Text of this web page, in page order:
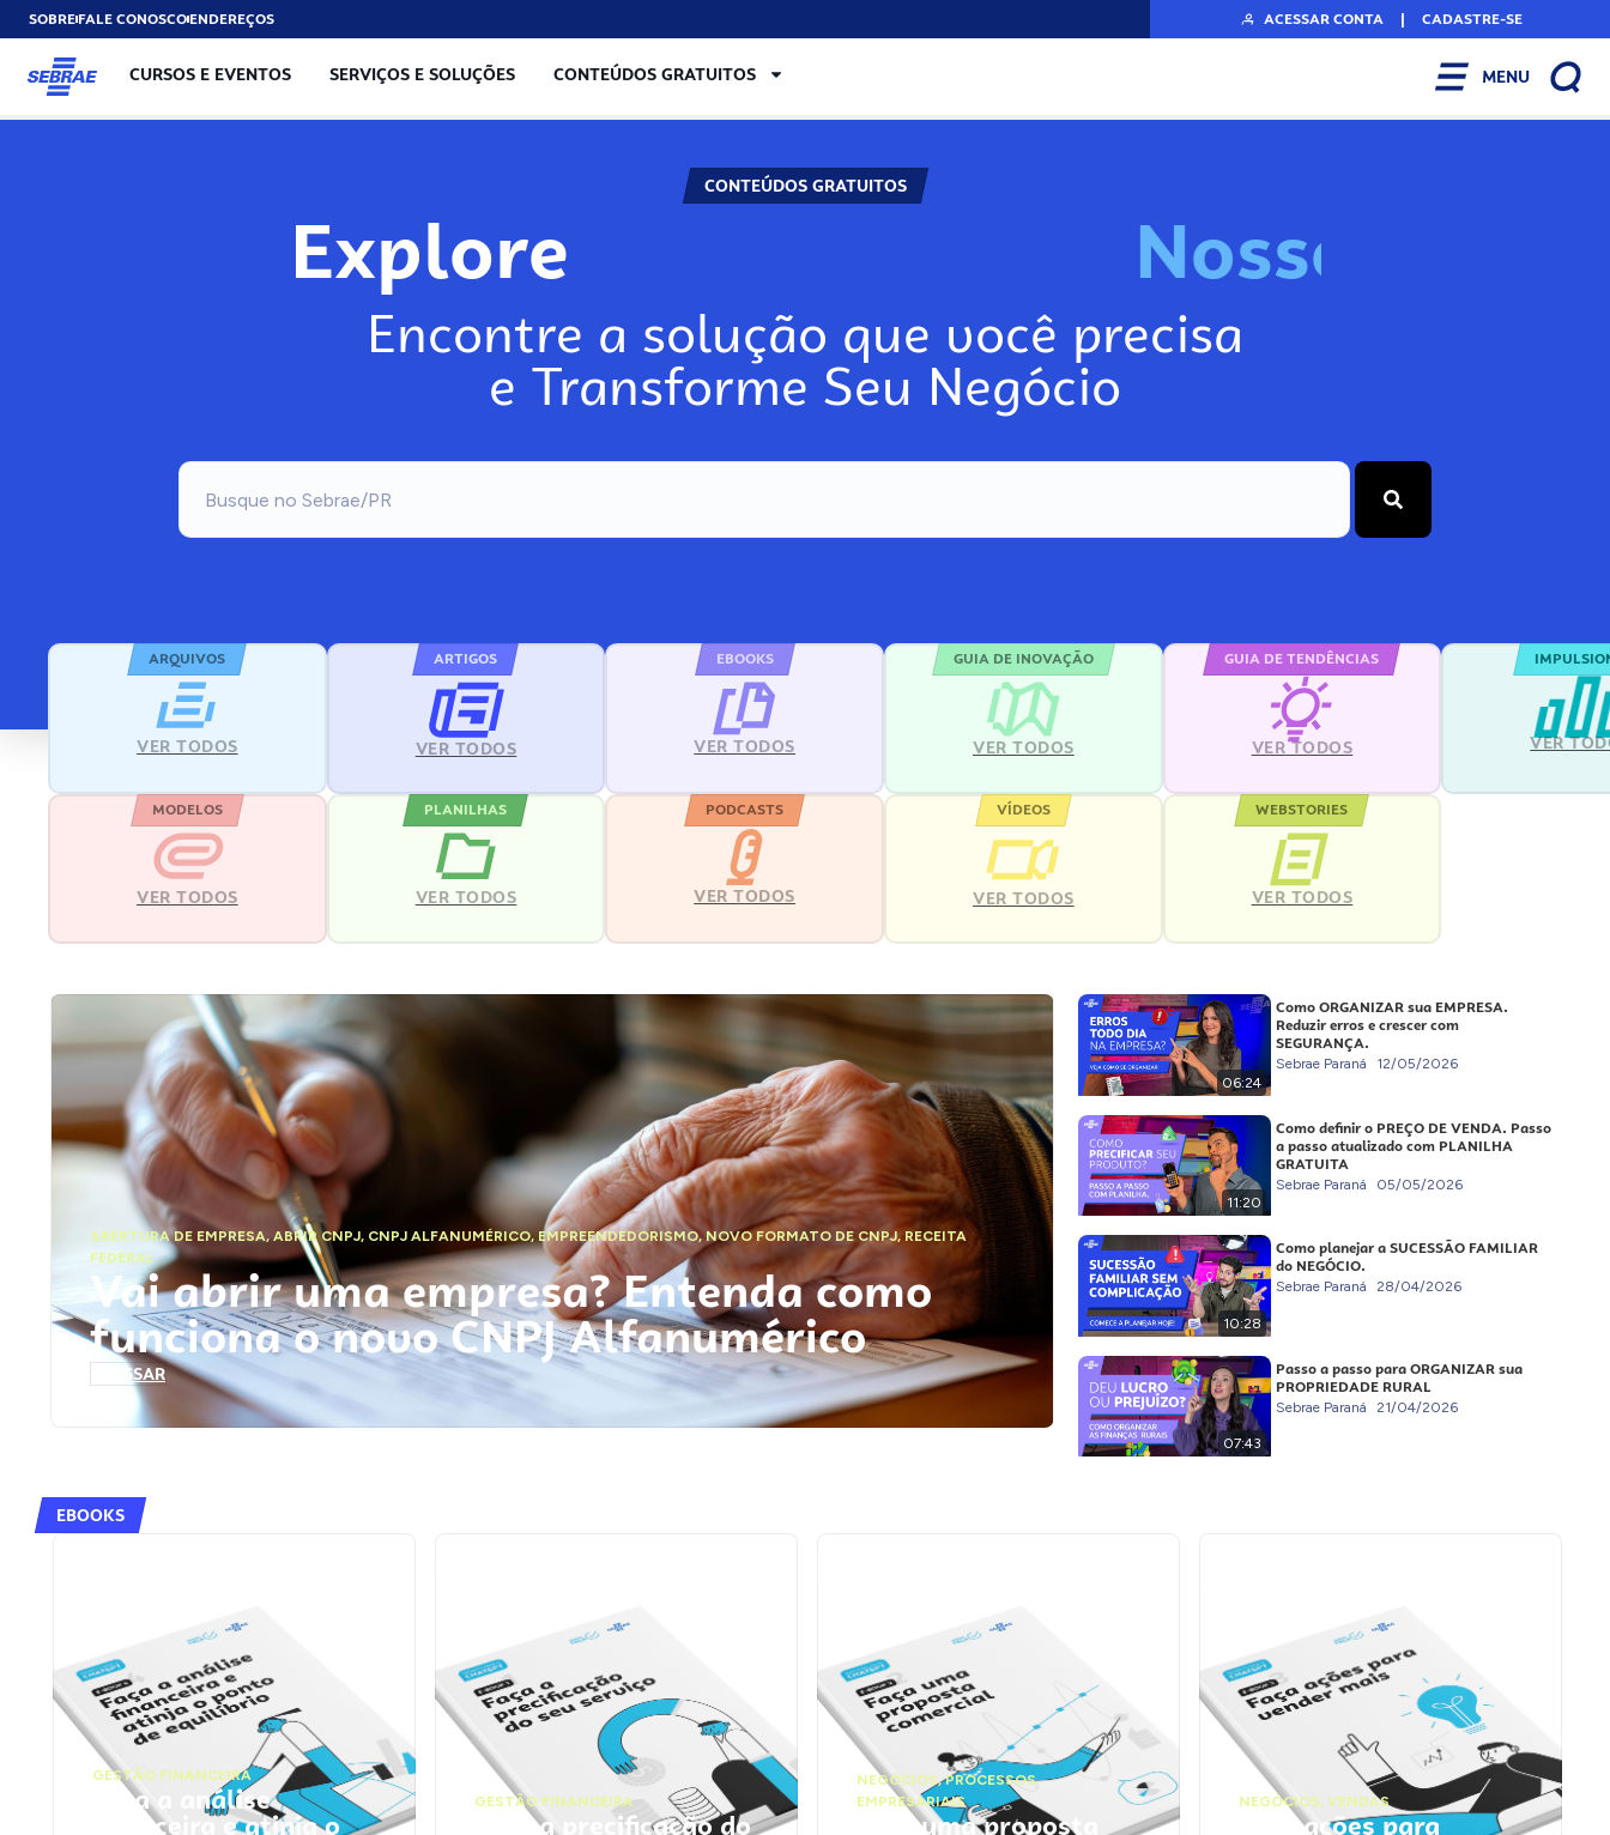
SOBREFALE CONOSCOENDEREÇOS ACESSAR CONTA | CADASTRE-SE
CURSOS E EVENTOS SERVIÇOS E SOLUÇÕES CONTEÚDOS GRATUITOS MENU
CONTEÚDOS GRATUITOS
Explore Nosso
Encontre a solução que você precisa
e Transforme Seu Negócio
ARQUIVOS
VER TODOS
ARTIGOS
VER TODOS
EBOOKS
VER TODOS
GUIA DE INOVAÇÃO
VER TODOS
GUIA DE TENDÊNCIAS
VER TODOS VER
MODELOS
VER TODOS
PLANILHAS
VER TODOS
PODCASTS
VER TODOS
VÍDEOS
VER TODOS
WEBSTORIES
VER TODOS
ABERTURA DE EMPRESA,ABRIR CNPJ, CNPJ ALFANUMÉRICO, EMPREENDEDORISMO,NOVO FORMATO DE CNPJ,RECEITA
FEDERAL
Vai abrir uma empresa? Entenda como
funciona o novo CNPJ Alfanumérico
ACESSAR
06:24
Como ORGANIZAR sua EMPRESA.
Reduzir erros e crescer com
SEGURANÇA.
Sebrae Paraná 12/05/2026
11:20
Como definir o PREÇO DE VENDA. Passo
a passo atualizado com PLANILHA
GRATUITA
Sebrae Paraná 05/05/2026
10:28
Como planejar a SUCESSÃO FAMILIAR
do NEGÓCIO.
Sebrae Paraná 28/04/2026
07:43
Passo a passo para ORGANIZAR sua
PROPRIEDADE RURAL
Sebrae Paraná 21/04/2026
EBOOKS
GESTÃO FINANCEIRA
Faça a análise
financeira e atinja o
GESTÃO FINANCEIRA
Faça a precificação do
NEGÓCIOS,PROCESSOS
EMPRESARIAIS
Faça uma proposta
NEGÓCIOS, VENDAS
Faça ações para